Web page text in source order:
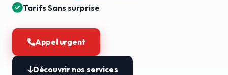
Tarifs Sans surprise
Appel urgent
Découvrir nos services